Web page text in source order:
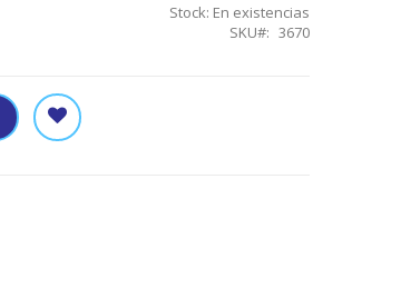
Stock: En existencias
SKU
3670